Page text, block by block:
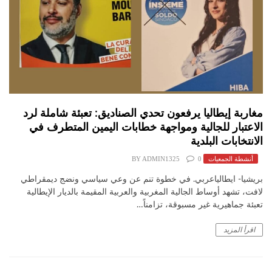
مغاربة إيطاليا يرفعون تحدي الصناديق: تعبئة شاملة لرد
الاعتبار للجالية ومواجهة خطابات اليمين المتطرف في
الانتخابات البلدية
أنشطة الجمعيات BY ADMIN1325 0
بريشيا- ايطالياعربي. في خطوة تنم عن وعي سياسي ونضج ديمقراطي
لافت، تشهد أوساط الجالية المغربية والعربية المقيمة بالديار الإيطالية
تعبئة جماهيرية غير مسبوقة، تزامناً…
اقرأ المزيد